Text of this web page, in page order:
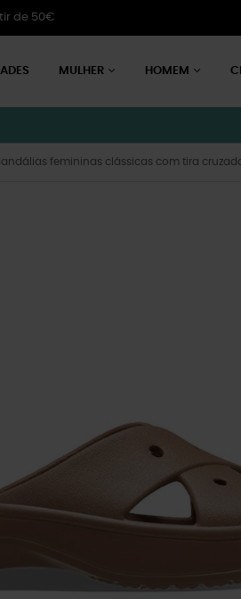
de 50€
MULHER HOMEM
femininas clássicas com tira